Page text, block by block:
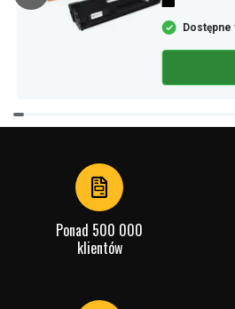
Dostępne
Item
1
Ponad 500 000
klientów